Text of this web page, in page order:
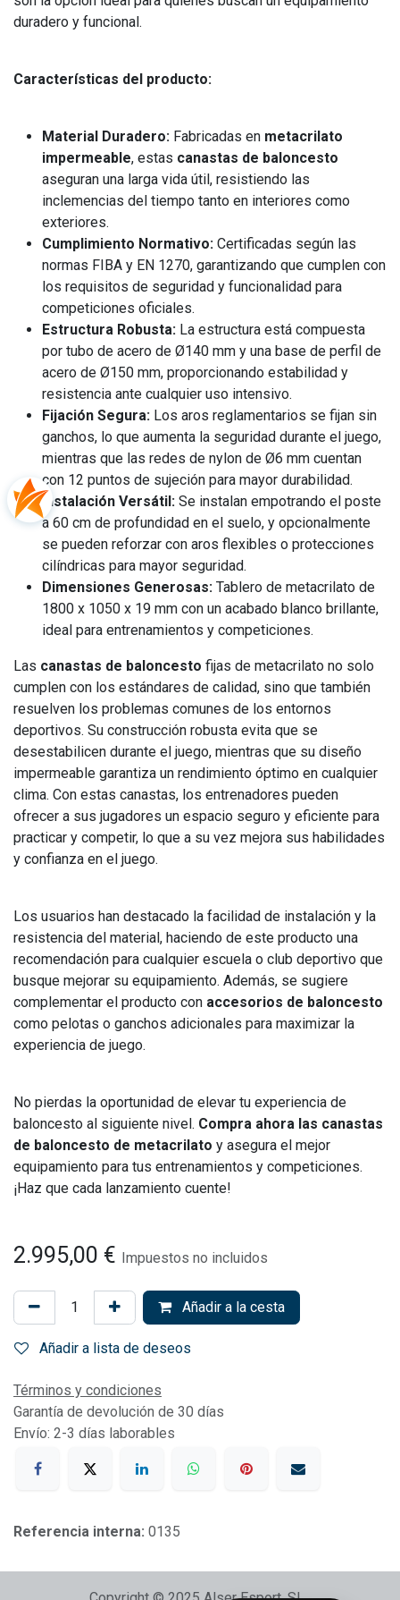
duradero y funcional.
Características del producto:
Material Duradero: Fabricadas en metacrilato
impermeable, estas canastas de baloncesto
aseguran una larga vida útil, resistiendo las
inclemencias del tiempo tanto en interiores como
exteriores.
Cumplimiento Normativo: Certificadas según las
normas FIBA y EN 1270, garantizando que cumplen con
los requisitos de seguridad y funcionalidad para
competiciones oficiales.
Estructura Robusta: La estructura está compuesta
por tubo de acero de Ø140 mm y una base de perfil de
acero de Ø150 mm, proporcionando estabilidad y
resistencia ante cualquier uso intensivo.
Fijación Segura: Los aros reglamentarios se fijan sin
ganchos, lo que aumenta la seguridad durante el juego,
mientras que las redes de nylon de Ø6 mm cuentan
con 12 puntos de sujeción para mayor durabilidad.
Instalación Versátil: Se instalan empotrando el poste
a 60 cm de profundidad en el suelo, y opcionalmente
se pueden reforzar con aros flexibles o protecciones
cilíndricas para mayor seguridad.
Dimensiones Generosas: Tablero de metacrilato de
1800 x 1050 x 19 mm con un acabado blanco brillante,
ideal para entrenamientos y competiciones.
Las canastas de baloncesto fijas de metacrilato no solo
cumplen con los estándares de calidad, sino que también
resuelven los problemas comunes de los entornos
deportivos. Su construcción robusta evita que se
desestabilicen durante el juego, mientras que su diseño
impermeable garantiza un rendimiento óptimo en cualquier
clima. Con estas canastas, los entrenadores pueden
ofrecer a sus jugadores un espacio seguro y eficiente para
practicar y competir, lo que a su vez mejora sus habilidades
y confianza en el juego.
Los usuarios han destacado la facilidad de instalación y la
resistencia del material, haciendo de este producto una
recomendación para cualquier escuela o club deportivo que
busque mejorar su equipamiento. Además, se sugiere
complementar el producto con accesorios de baloncesto
como pelotas o ganchos adicionales para maximizar la
experiencia de juego.
No pierdas la oportunidad de elevar tu experiencia de
baloncesto al siguiente nivel. Compra ahora las canastas
de baloncesto de metacrilato y asegura el mejor
equipamiento para tus entrenamientos y competiciones.
¡Haz que cada lanzamiento cuente!
2.995,00 € Impuestos no incluidos
Añadir a la cesta
Añadir a lista de deseos
Términos y condiciones
Garantía de devolución de 30 días
Envío: 2-3 días laborables
Referencia interna: 0135